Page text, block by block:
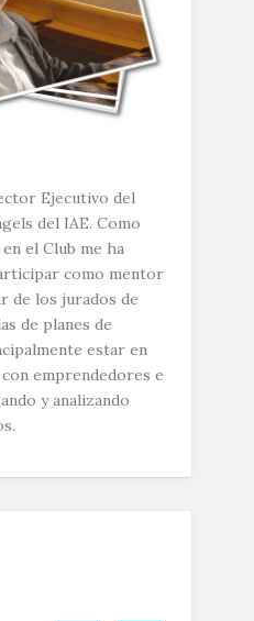
Ejecutivo del
del IAE. Como
el Club me ha
como mentor
de los jurados de
de planes de
estar en
emprendedores e
y analizando